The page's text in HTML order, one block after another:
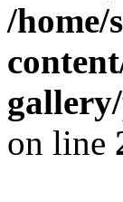
/home/
on line